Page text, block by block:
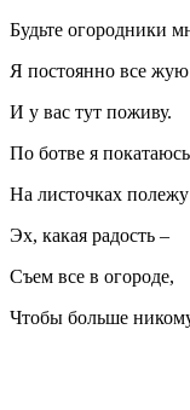
Будьте огородники
Я постоянно все жую
И у вас тут поживу.
По ботве я
На листочках
Эх, какая радость –
Съем все в огороде,
Чтобы больше